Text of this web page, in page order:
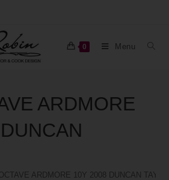
0 Menu
ARDMORE
ARDMORE 10Y 2008 DUNCAN